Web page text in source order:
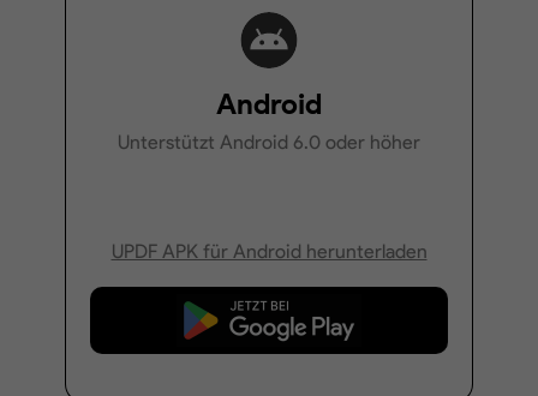
Android
Unterstützt Android 6.0 oder höher
UPDF APK für Android herunterladen
Kostenloser Download